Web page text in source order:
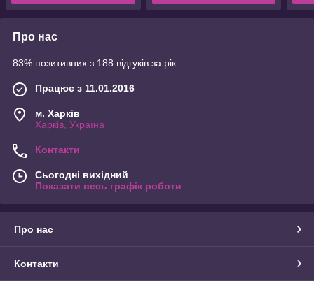
Про нас
83% позитивних з 188 відгуків за рік
Працює з 11.01.2016
м. Харків
Харків, Україна
Контакти
Сьогодні вихідний
Показати весь графік роботи
Про нас
Контакти